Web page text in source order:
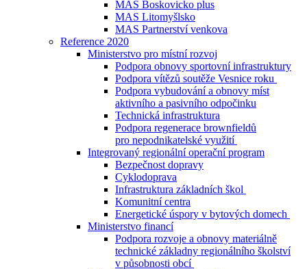
MAS Boskovicko plus
MAS Litomyšlsko
MAS Partnerství venkova
Reference 2020
Ministerstvo pro místní rozvoj
Podpora obnovy sportovní infrastruktury
Podpora vítězů soutěže Vesnice roku
Podpora vybudování a obnovy míst
aktivního a pasivního odpočinku
Technická infrastruktura
Podpora regenerace brownfieldů
pro nepodnikatelské využití
Integrovaný regionální operační program
Bezpečnost dopravy
Cyklodoprava
Infrastruktura základních škol
Komunitní centra
Energetické úspory v bytových domech
Ministerstvo financí
Podpora rozvoje a obnovy materiálně
technické základny regionálního školství
v působnosti obcí